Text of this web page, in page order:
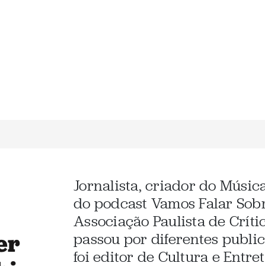
Jornalista, criador do
do podcast Vamos Falar
Associação Paulista de
passou por diferentes
foi editor de Cultura e